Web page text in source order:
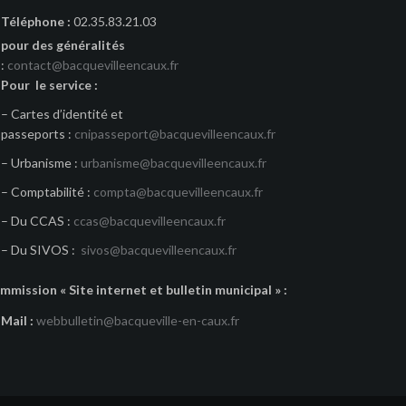
Téléphone : 02.35.83.21.03
pour des généralités
: contact@bacquevilleencaux.fr
Pour le service :
– Cartes d’identité et
passeports : cnipasseport@bacquevilleencaux.fr
– Urbanisme : urbanisme@bacquevilleencaux.fr
– Comptabilité : compta@bacquevilleencaux.fr
– Du CCAS : ccas@bacquevilleencaux.fr
– Du SIVOS : sivos@bacquevilleencaux.fr
« Site internet et bulletin municipal » :
Mail : webbulletin@bacqueville-en-caux.fr